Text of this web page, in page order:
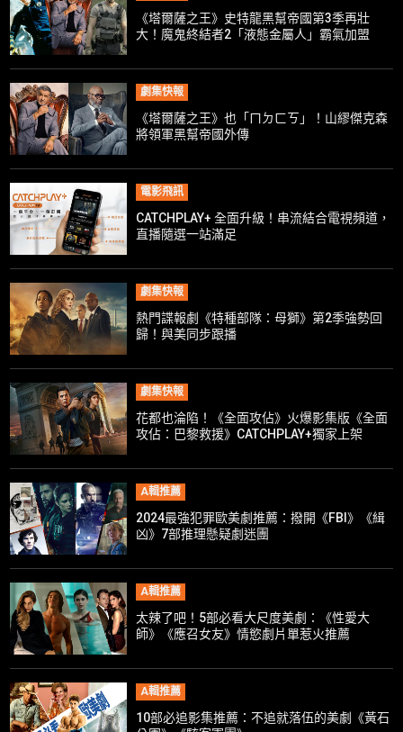
《塔爾薩之王》史特龍黑幫帝國第3季再壯
大！魔鬼終結者2「液態金屬人」霸氣加盟
劇集快報
《塔爾薩之王》也「ㄇㄉㄈㄎ」！山繆傑克森
將領軍黑幫帝國外傳
電影飛訊
CATCHPLAY+ 全面升級！串流結合電視頻道，
直播隨選一站滿足
劇集快報
熱門諜報劇《特種部隊：母獅》第2季強勢回
歸！與美同步跟播
劇集快報
花都也淪陷！《全面攻佔》火爆影集版《全面
攻佔：巴黎救援》CATCHPLAY+獨家上架
A輯推薦
2024最強犯罪歐美劇推薦：撥開《FBI》《緝
凶》7部推理懸疑劇迷團
A輯推薦
太辣了吧！5部必看大尺度美劇：《性愛大
師》《應召女友》情慾劇片單惹火推薦
A輯推薦
10部必追影集推薦：不追就落伍的美劇《黃石